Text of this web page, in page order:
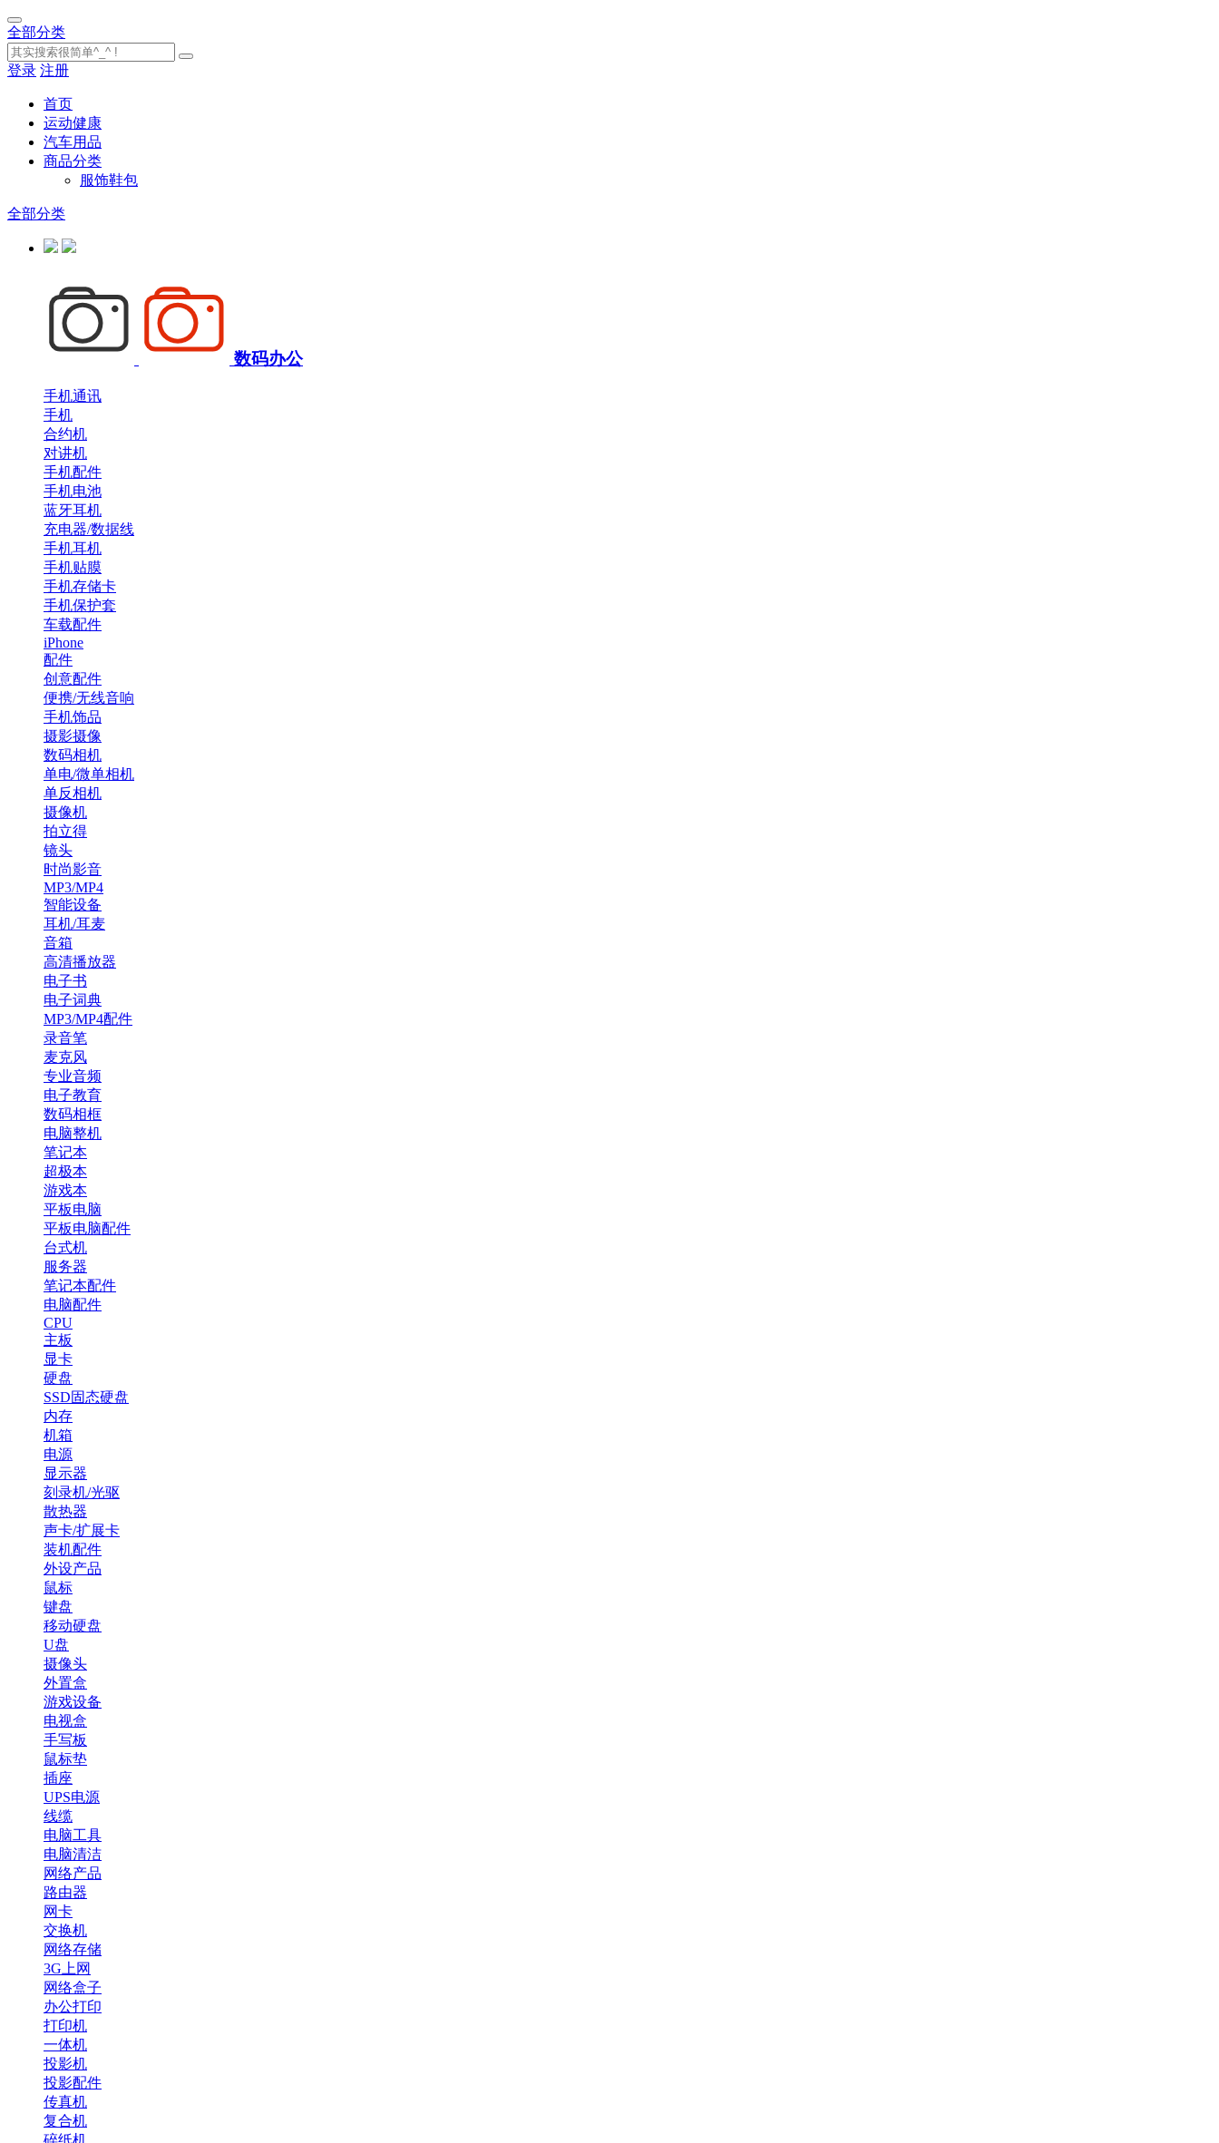
全部分类
登录 注册
首页
运动健康
汽车用品
商品分类
服饰鞋包
全部分类
数码办公
手机通讯
手机
合约机
对讲机
手机配件
手机电池
蓝牙耳机
充电器/数据线
手机耳机
手机贴膜
手机存储卡
手机保护套
车载配件
iPhone
配件
创意配件
便携/无线音响
手机饰品
摄影摄像
数码相机
单电/微单相机
单反相机
摄像机
拍立得
镜头
时尚影音
MP3/MP4
智能设备
耳机/耳麦
音箱
高清播放器
电子书
电子词典
MP3/MP4配件
录音笔
麦克风
专业音频
电子教育
数码相框
电脑整机
笔记本
超极本
游戏本
平板电脑
平板电脑配件
台式机
服务器
笔记本配件
电脑配件
CPU
主板
显卡
硬盘
SSD固态硬盘
内存
机箱
电源
显示器
刻录机/光驱
散热器
声卡/扩展卡
装机配件
外设产品
鼠标
键盘
移动硬盘
U盘
摄像头
外置盒
游戏设备
电视盒
手写板
鼠标垫
插座
UPS电源
线缆
电脑工具
电脑清洁
网络产品
路由器
网卡
交换机
网络存储
3G上网
网络盒子
办公打印
打印机
一体机
投影机
投影配件
传真机
复合机